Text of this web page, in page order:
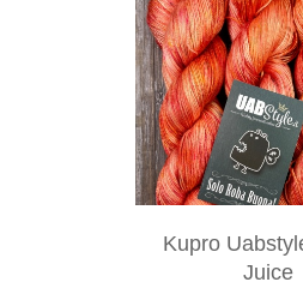
Kupro
Juice